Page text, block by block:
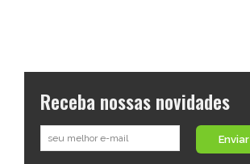
Receba nossas novidades
Enviar